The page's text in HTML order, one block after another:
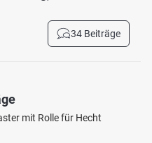
34 Beiträge
mit Rolle für Hecht